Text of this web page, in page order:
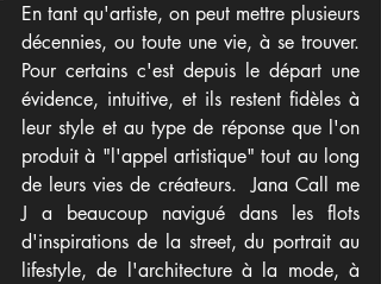
En tant qu'artiste, on peut mettre plusieurs
décennies, ou toute une vie, à se trouver.
Pour certains c'est depuis le départ une
évidence, intuitive, et ils restent fidèles à
leur style et au type de réponse que l'on
produit à "l'appel artistique" tout au long
de leurs vies de créateurs.  Jana Call me
J a beaucoup navigué dans les flots
d'inspirations de la street, du portrait au
lifestyle, de l'architecture à la mode, à